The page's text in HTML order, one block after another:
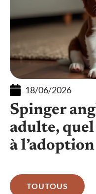
18/06/2026
Spinger
adulte,
à l’adoption
TOUTOUS